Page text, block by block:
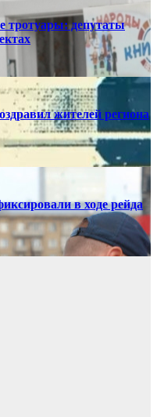
тротуары: депутаты
жителей региона
в ходе рейда